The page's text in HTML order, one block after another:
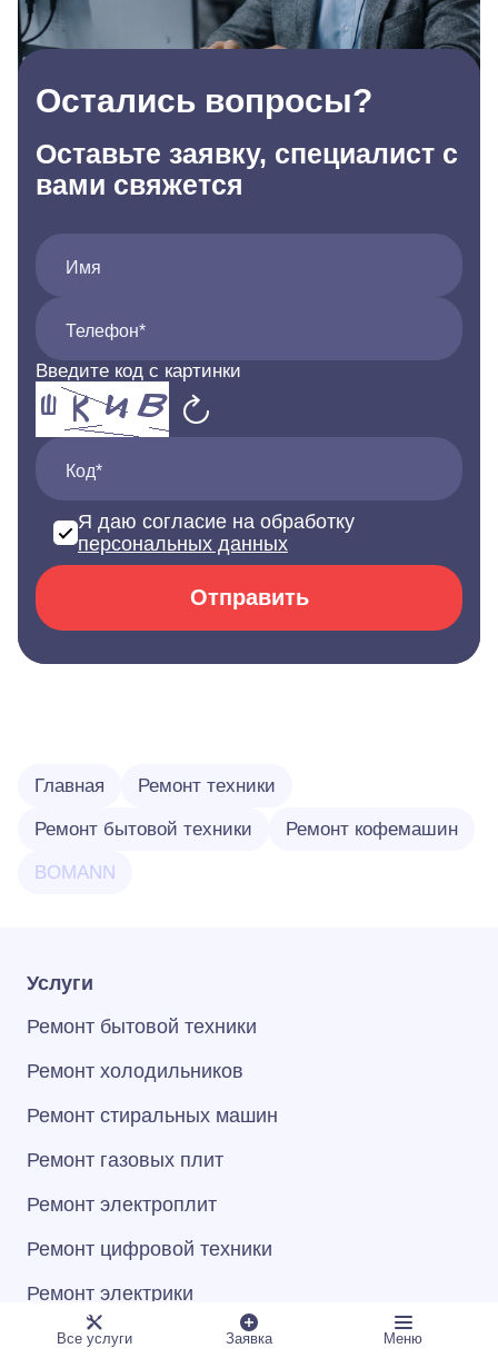
Остались вопросы?
Оставьте заявку, специалист с
вами свяжется
Имя
Телефон*
Введите код с картинки
Код*
Я даю согласие на обработку
персональных данных
Отправить
Главная Ремонт техники
Ремонт бытовой техники Ремонт кофемашин
BOMANN
Услуги
Ремонт бытовой техники
Ремонт холодильников
Ремонт стиральных машин
Ремонт газовых плит
Ремонт электроплит
Ремонт цифровой техники
Ремонт электрики
Ремонт сантехники
Все услуги Заявка Меню